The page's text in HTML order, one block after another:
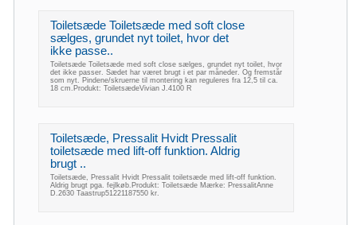
Toiletsæde Toiletsæde med soft close
sælges, grundet nyt toilet, hvor det
ikke passe..
Toiletsæde Toiletsæde med soft close sælges, grundet nyt toilet, hvor
det ikke passer. Sædet har været brugt i et par måneder. Og fremstår
som nyt. Pindene/skruerne til montering kan reguleres fra 12,5 til ca.
18 cm.Produkt: ToiletsædeVivian J.4100 R
Toiletsæde, Pressalit Hvidt Pressalit
toiletsæde med lift-off funktion. Aldrig
brugt ..
Toiletsæde, Pressalit Hvidt Pressalit toiletsæde med lift-off funktion.
Aldrig brugt pga. fejlkøb.Produkt: Toiletsæde Mærke: PressalitAnne
D.2630 Taastrup51221187550 kr.